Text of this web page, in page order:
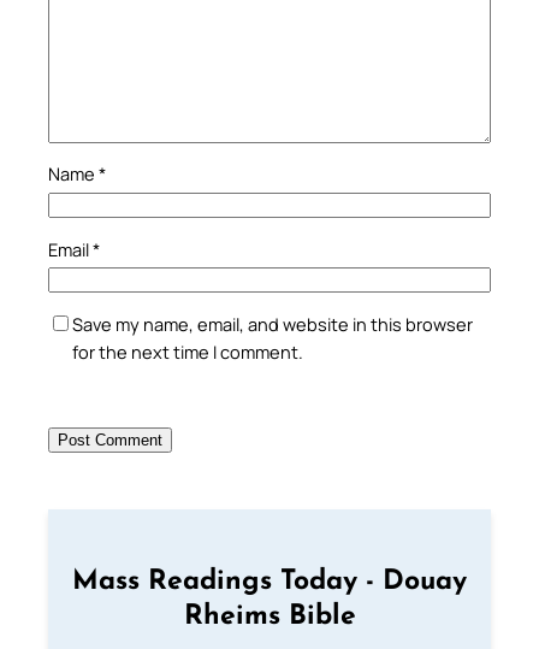
Name *
Email*
Save my name, email, and website in this browser
for the next time I comment.
Mass Readings Today - Douay
Rheims Bible